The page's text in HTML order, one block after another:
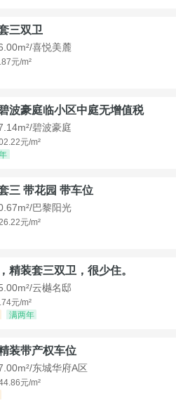
三双卫
喜悦美麓
元/m²
波豪庭临小区中庭无增值税
碧波豪庭
元/m²
三 带花园 带车位
巴黎阳光
元/m²
精装套三双卫，很少住。
云樾名邸
元/m²
满两年
装带产权车位
东城华府A区
元/m²